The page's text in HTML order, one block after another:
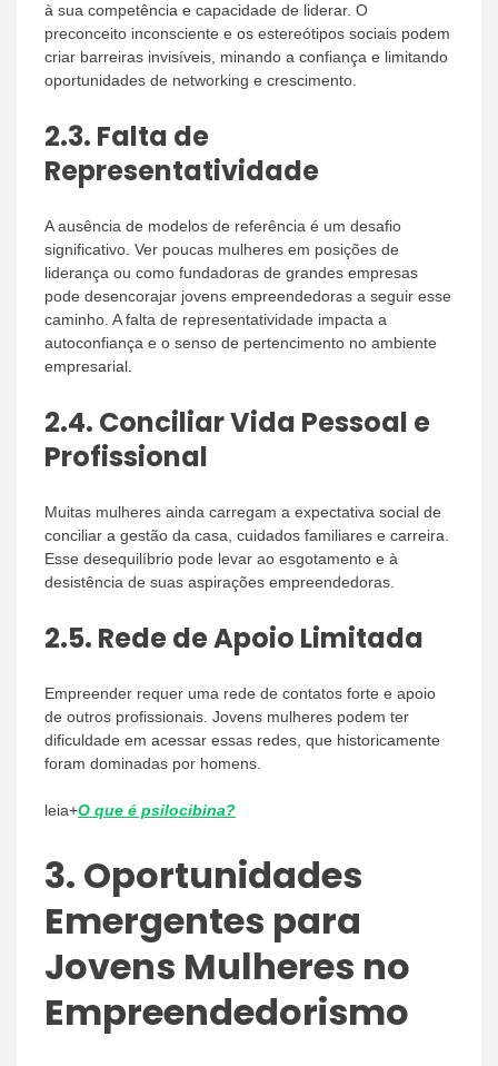
à sua competência e capacidade de liderar. O
preconceito inconsciente e os estereótipos sociais podem
criar barreiras invisíveis, minando a confiança e limitando
oportunidades de networking e crescimento.
2.3. Falta de
Representatividade
A ausência de modelos de referência é um desafio
significativo. Ver poucas mulheres em posições de
liderança ou como fundadoras de grandes empresas
pode desencorajar jovens empreendedoras a seguir esse
caminho. A falta de representatividade impacta a
autoconfiança e o senso de pertencimento no ambiente
empresarial.
2.4. Conciliar Vida Pessoal e
Profissional
Muitas mulheres ainda carregam a expectativa social de
conciliar a gestão da casa, cuidados familiares e carreira.
Esse desequilíbrio pode levar ao esgotamento e à
desistência de suas aspirações empreendedoras.
2.5. Rede de Apoio Limitada
Empreender requer uma rede de contatos forte e apoio
de outros profissionais. Jovens mulheres podem ter
dificuldade em acessar essas redes, que historicamente
foram dominadas por homens.
leia+O que é psilocibina?
3. Oportunidades
Emergentes para
Jovens Mulheres no
Empreendedorismo